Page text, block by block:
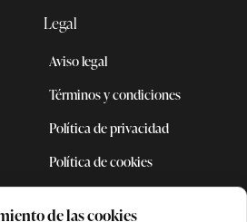
Legal
Aviso legal
Términos y condiciones
Política de privacidad
Política de cookies
de las cookies